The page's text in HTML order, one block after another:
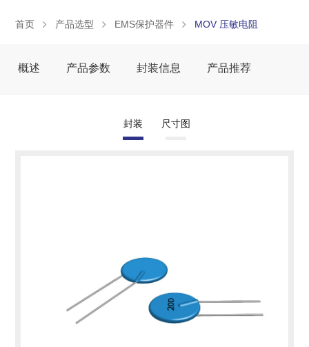
首页 产品选型 EMS保护器件 MOV 压敏电阻
概述 产品参数 封装信息 产品推荐
封装 尺寸图